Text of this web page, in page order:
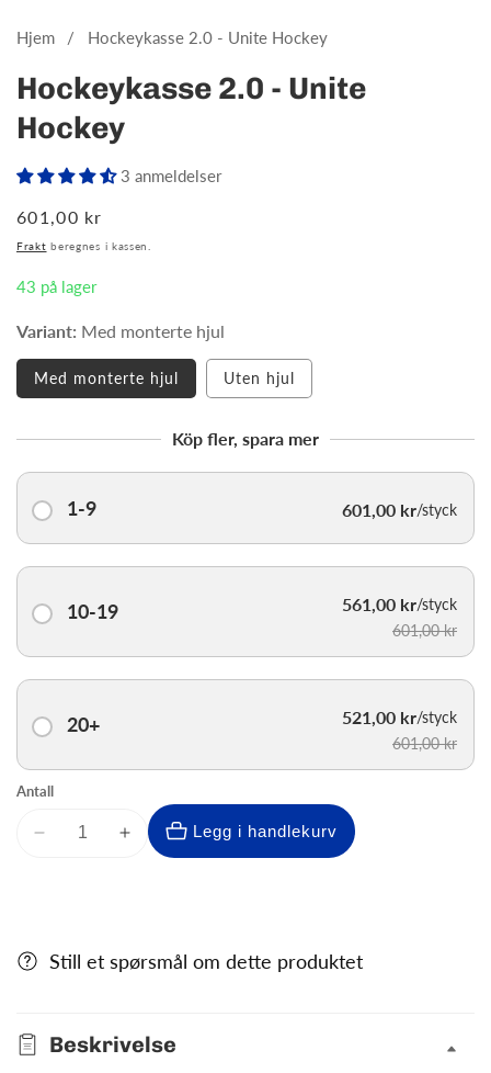
Hjem Hockeykasse 2.0 - Unite Hockey
Hockeykasse 2.0 - Unite
Hockey
3 anmeldelser
Vanlig
pris
601,00 kr
Frakt beregnes i kassen.
43 på lager
Variant: Med monterte hjul
Med monterte hjul Uten hjul
Köp fler, spara mer
1-9 601,00 kr/styck
10-19 561,00 kr/styck
601,00 kr
20+ 521,00 kr/styck
601,00 kr
Antall
Øk
-
Legg i handlekurv
Still et spørsmål om dette produktet
Beskrivelse